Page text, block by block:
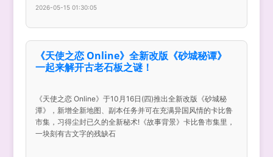
2026-05-15 01:30:05
《天使之恋 Online》全新改版《砂城秘谭》
一起来解开古老石板之谜！
《天使之恋 Online》于10月16日(四)推出全新改版《砂城秘
潭》，新增全新地图、副本任务并可在充满异国风情的卡比鲁
市集，习得尘封已久的全新秘术!《故事背景》卡比鲁市集里，
一块刻有古文字的残缺石